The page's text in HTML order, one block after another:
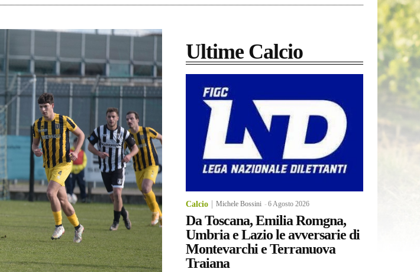
Ultime Calcio
Calcio Michele Bossini -6 Agosto 2026
Da Toscana, Emilia Romgna,
Umbria e Lazio le avversarie di
Montevarchi e Terranuova
Traiana